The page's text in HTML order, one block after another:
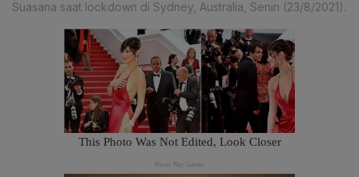
Suasana saat lockdown di Sydney, Australia, Senin (23/8/2021).